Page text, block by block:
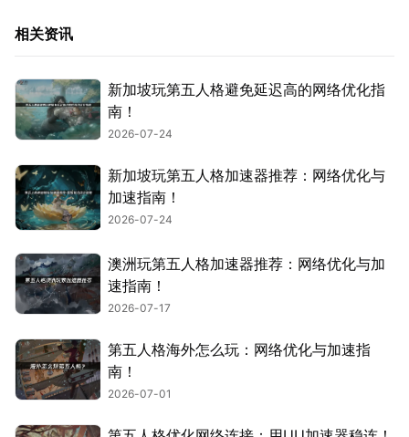
相关资讯
新加坡玩第五人格避免延迟高的网络优化指
南！
2026-07-24
新加坡玩第五人格加速器推荐：网络优化与
加速指南！
2026-07-24
澳洲玩第五人格加速器推荐：网络优化与加
速指南！
2026-07-17
第五人格海外怎么玩：网络优化与加速指
南！
2026-07-01